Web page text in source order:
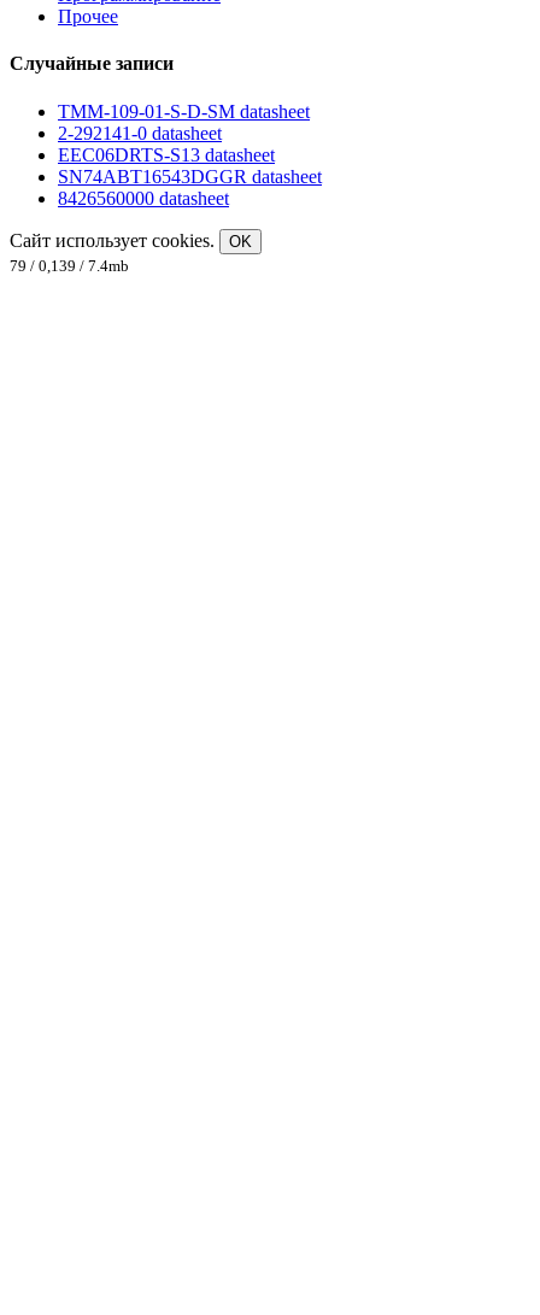
Прочее
Случайные записи
TMM-109-01-S-D-SM datasheet
2-292141-0 datasheet
EEC06DRTS-S13 datasheet
SN74ABT16543DGGR datasheet
8426560000 datasheet
Сайт использует cookies.
OK
79 / 0,139 / 7.4mb